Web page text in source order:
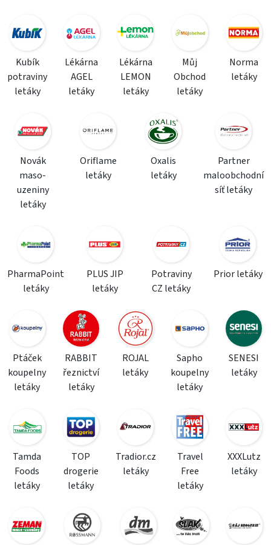
Kubík
potraviny
letáky
Lékárna
AGEL
letáky
Lékárna
LEMON
letáky
Můj
Obchod
letáky
Norma
letáky
Novák
maso-
uzeniny
letáky
Oriflame
letáky
Oxalis
letáky
Partner
maloobchodní
síť letáky
PharmaPoint
letáky
PLUS JIP
letáky
Potraviny
CZ letáky
Prior letáky
Ptáček
koupelny
letáky
RABBIT
řeznictví
letáky
ROJAL
letáky
Sapho
koupelny
letáky
SENESI
letáky
Tamda
Foods
letáky
TOP
drogerie
letáky
Tradior.cz
letáky
Travel
Free
letáky
XXXLutz
letáky